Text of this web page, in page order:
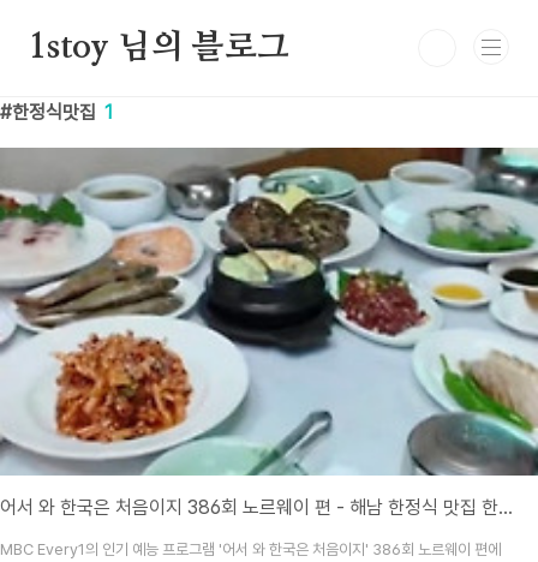
1stoy 님의 블로그
한정식맛집 1
어서 와 한국은 처음이지 386회 노르웨이 편 - 해남 한정식 맛집 한성정 방문기
MBC Every1의 인기 예능 프로그램 '어서 와 한국은 처음이지' 386회 노르웨이 편에